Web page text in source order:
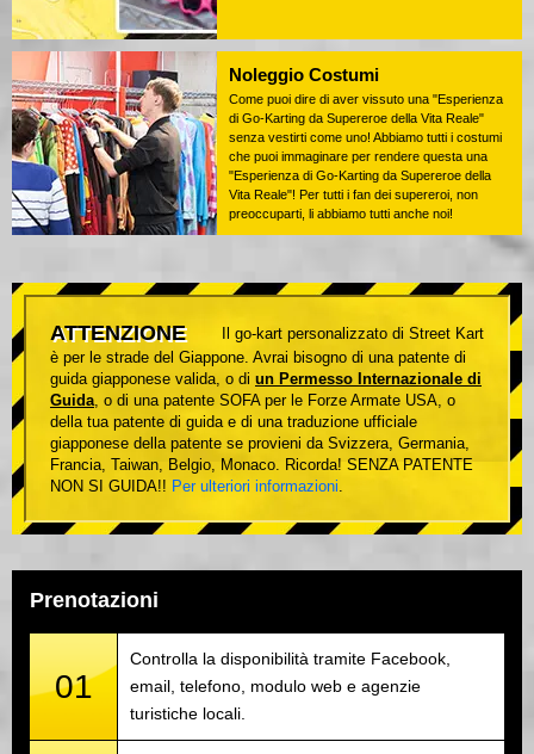
Noleggio Costumi
Come puoi dire di aver vissuto una "Esperienza
di Go-Karting da Supereroe della Vita Reale"
senza vestirti come uno! Abbiamo tutti i costumi
che puoi immaginare per rendere questa una
"Esperienza di Go-Karting da Supereroe della
Vita Reale"! Per tutti i fan dei supereroi, non
preoccuparti, li abbiamo tutti anche noi!
ATTENZIONE
Il go-kart personalizzato di Street Kart
è per le strade del Giappone. Avrai bisogno di una patente di
guida giapponese valida, o di un Permesso Internazionale di
Guida , o di una patente SOFA per le Forze Armate USA, o
della tua patente di guida e di una traduzione ufficiale
giapponese della patente se provieni da Svizzera, Germania,
Francia, Taiwan, Belgio, Monaco. Ricorda! SENZA PATENTE
NON SI GUIDA!! Per ulteriori informazioni
Prenotazioni
01
Controlla la disponibilità tramite Facebook,
email, telefono, modulo web e agenzie
turistiche locali.